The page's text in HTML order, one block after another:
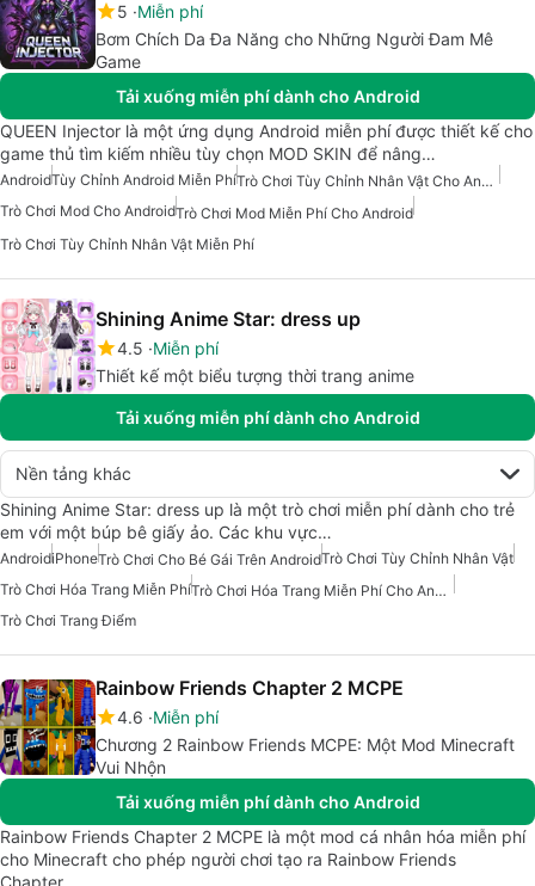
5 Miễn phí
Bơm Chích Da Đa Năng cho Những Người Đam Mê
Game
Tải xuống miễn phí dành cho Android
QUEEN Injector là một ứng dụng Android miễn phí được thiết kế cho
game thủ tìm kiếm nhiều tùy chọn MOD SKIN để nâng…
AndroidTùy Chỉnh Android Miễn Phí
Trò Chơi Tùy Chỉnh Nhân Vật Cho Android
Trò Chơi Mod Cho AndroidTrò Chơi Mod Miễn Phí Cho Android
Trò Chơi Tùy Chỉnh Nhân Vật Miễn Phí
Shining Anime Star: dress up
4.5 Miễn phí
Thiết kế một biểu tượng thời trang anime
Tải xuống miễn phí dành cho Android
Nền tảng khác
Shining Anime Star: dress up là một trò chơi miễn phí dành cho trẻ
em với một búp bê giấy ảo. Các khu vực…
AndroidiPhoneTrò Chơi Cho Bé Gái Trên AndroidTrò Chơi Tùy Chỉnh Nhân Vật
Trò Chơi Hóa Trang Miễn Phí
Trò Chơi Hóa Trang Miễn Phí Cho Android
Trò Chơi Trang Điểm
Rainbow Friends Chapter 2 MCPE
4.6 Miễn phí
Chương 2 Rainbow Friends MCPE: Một Mod Minecraft
Vui Nhộn
Tải xuống miễn phí dành cho Android
Rainbow Friends Chapter 2 MCPE là một mod cá nhân hóa miễn phí
cho Minecraft cho phép người chơi tạo ra Rainbow Friends